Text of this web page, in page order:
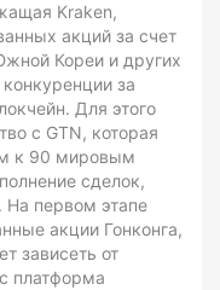
Kraken,
акций за счет
Кореи и других
за
Для этого
с GTN, которая
к 90 мировым
сделок,
На первом этапе
акции Гонконга,
зависеть от
платформа